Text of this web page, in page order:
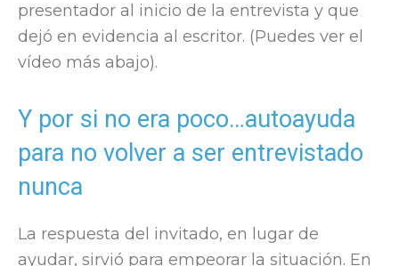
presentador al inicio de la entrevista y que
dejó en evidencia al escritor. (Puedes ver el
vídeo más abajo).
Y por si no era poco…autoayuda
para no volver a ser entrevistado
nunca
La respuesta del invitado, en lugar de
ayudar, sirvió para empeorar la situación. En